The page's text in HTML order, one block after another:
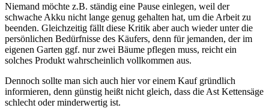
Niemand möchte z.B. ständig eine Pause einlegen, weil der
schwache Akku nicht lange genug gehalten hat, um die Arbeit zu
beenden. Gleichzeitig fällt diese Kritik aber auch wieder unter die
persönlichen Bedürfnisse des Käufers, denn für jemanden, der im
eigenen Garten ggf. nur zwei Bäume pflegen muss, reicht ein
solches Produkt wahrscheinlich vollkommen aus.
Dennoch sollte man sich auch hier vor einem Kauf gründlich
informieren, denn günstig heißt nicht gleich, dass die Ast Kettensäge
schlecht oder minderwertig ist.